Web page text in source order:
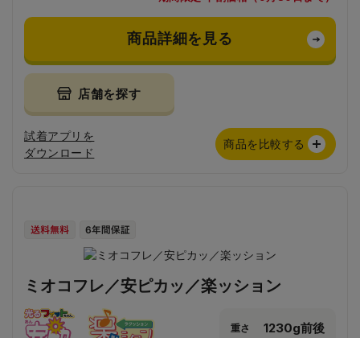
商品詳細を見る
店舗を探す
試着アプリを
ダウンロード
商品を比較する
ミオコフレ／安ピカッ／楽ッション
重さ 1230g前後